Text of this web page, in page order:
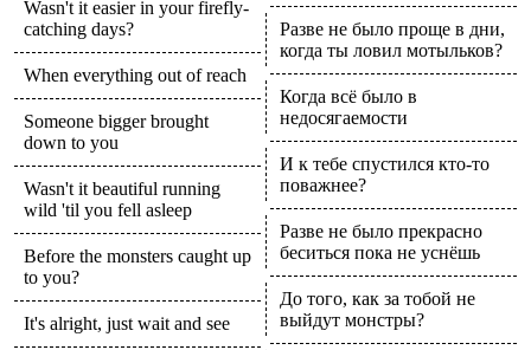
Wasn't it easier in your firefly-
catching days?
When everything out of reach
Someone bigger brought
down to you
Wasn't it beautiful running
wild 'til you fell asleep
Before the monsters caught up
to you?
It's alright, just wait and see
Разве не было проще в дни,
когда ты ловил мотыльков?
Когда всё было в
недосягаемости
И к тебе спустился кто-то
поважнее?
Разве не было прекрасно
беситься пока не уснёшь
До того, как за тобой не
выйдут монстры?